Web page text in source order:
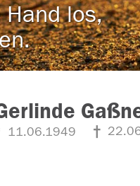
los,
11.06.1949